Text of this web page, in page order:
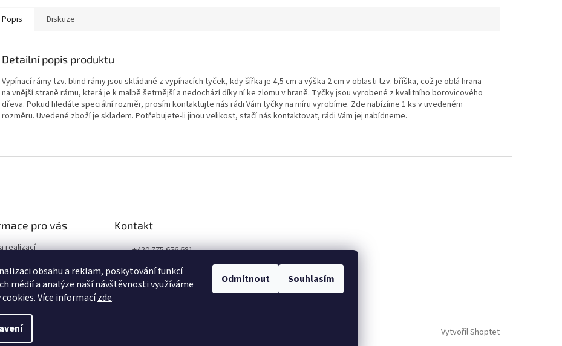
obsahu a reklam, poskytování funkcí
médií a analýze naší návštěvnosti využíváme
Více informacízde.
Odmítnout Souhlasím
Popis Diskuze
Detailní popis produktu
Vypínací rámy tzv. blind rámy jsou skládané z vypínacích tyček, kdy šířka je 4,5 cm a výška 2 cm v oblasti tzv. bříška, což je oblá hrana
na vnější straně rámu, která je k malbě šetrnější a nedochází díky ní ke zlomu v hraně. Tyčky jsou vyrobené z kvalitního borovicového
dřeva. Pokud hledáte speciální rozměr, prosím kontaktujte nás rádi Vám tyčky na míru vyrobíme. Zde nabízíme 1 ks v uvedeném
rozměru. Uvedené zboží je skladem. Potřebujete-li jinou velikost, stačí nás kontaktovat, rádi Vám jej nabídneme.
pro vás
realizací
osobních údajů
Kontakt
+420 775 656 681
+420 606 050 462
Facebook
Vytvořil Shoptet
nastavení cookies